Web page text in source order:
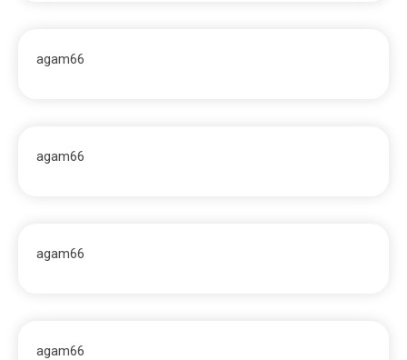
agam66
agam66
agam66
agam66